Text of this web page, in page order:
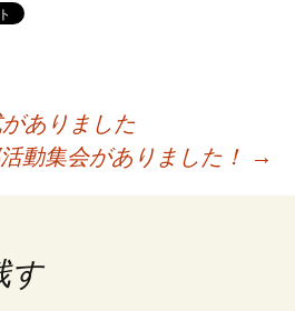
ありました
動集会がありました！
→
す